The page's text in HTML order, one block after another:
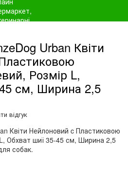
Urban Квіти
Розмір L,
см, Ширина 2,5
відгук